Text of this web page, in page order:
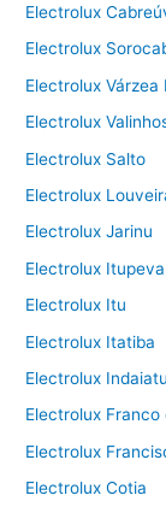
Electrolux
Electrolux
Electrolux Várzea
Electrolux
Electrolux Salto
Electrolux
Electrolux Jarinu
Electrolux Itupeva
Electrolux Itu
Electrolux Itatiba
Electrolux
Electrolux Franco
Electrolux
Electrolux Cotia